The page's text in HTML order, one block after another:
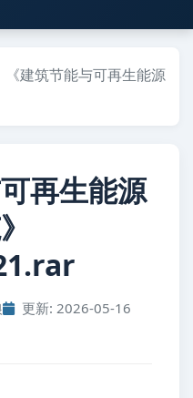
《建筑节能与可再生能源
再生能源
更新: 2026-05-16